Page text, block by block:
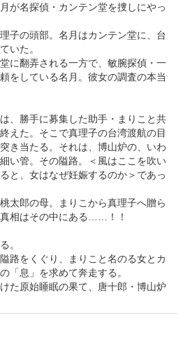
が名探偵・カンテン堂を捜しにやっ
子の頭部。名月はカンテン堂に、台
いた。
に翻弄される一方で、敏腕探偵・一
をしている名月。彼女の調査の本当
、勝手に募集した助手・まりこと共
えた。そこで真理子の台湾渡航の目
き当たる。それは、博山炉の、いわ
い管。その隘路。＜風はここを吹い
と、女はなぜ妊娠するのか＞であっ
太郎の母。まりこから真理子へ贈ら
相はその中にある……！！
。
路をくぐり、まりこと名のる女とカ
「息」を求めて奔走する。
た原始睡眠の果て、唐十郎・博山炉